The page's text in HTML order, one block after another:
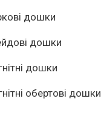
дошки
дошки
дошки
обертові дошки